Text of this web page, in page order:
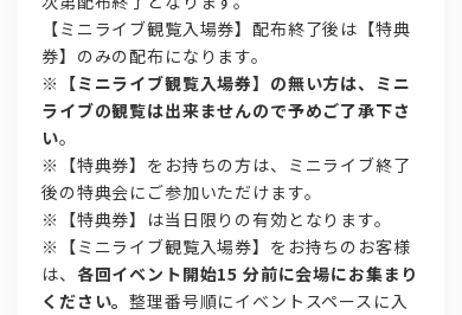
【ミニライブ観覧入場券】配布終了後は【特典
券】のみの配布になります。
※ 【ミニライブ観覧入場券】の無い方は、ミニ
ライブの観覧は出来ませんので予めご了承下さ
い。
※【特典券】をお持ちの方は、ミニライブ終了
後の特典会にご参加いただけます。
※【特典券】は当日限りの有効となります。
※【ミニライブ観覧入場券】をお持ちのお客様
は、 各回イベント開始15 分前に会場にお集まり
ください。整理番号順にイベントスペースに入